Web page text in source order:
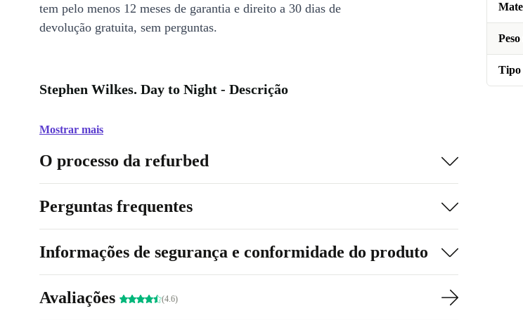
Tipo
tem pelo menos 12 meses de garantia e direito a 30 dias de
devolução gratuita, sem perguntas.
Stephen Wilkes. Day to Night - Descrição
Mostrar mais
O processo da refurbed
Perguntas frequentes
Informações de segurança e conformidade do produto
Avaliações (4.6)